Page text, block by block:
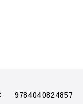
9784040824857